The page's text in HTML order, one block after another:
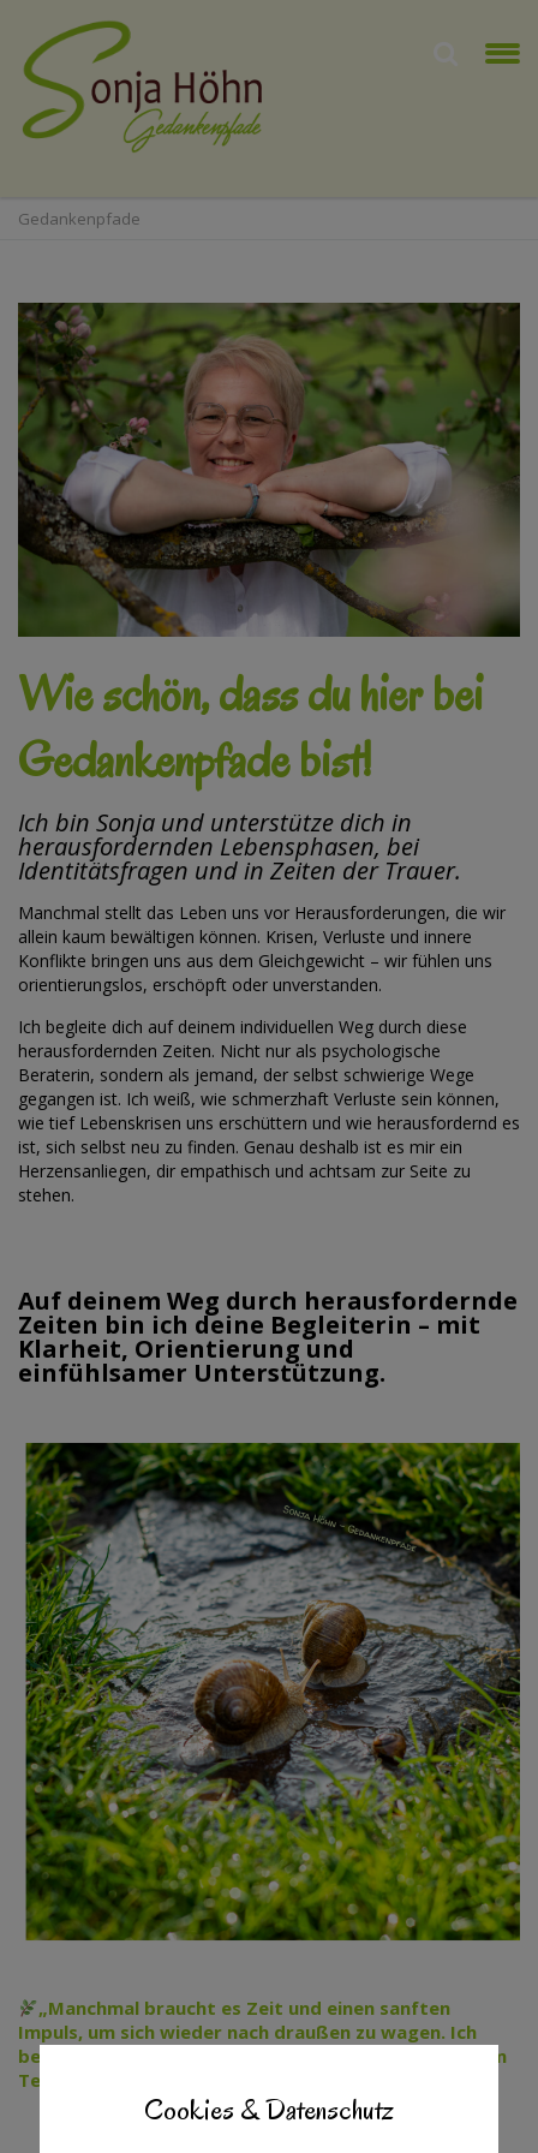
Gedankenpfade
Wie schön, dass du hier bei
Gedankenpfade bist!
Ich bin Sonja und unterstütze dich in
herausfordernden Lebensphasen, bei
Identitätsfragen und in Zeiten der Trauer.
Manchmal stellt das Leben uns vor Herausforderungen, die wir
allein kaum bewältigen können. Krisen, Verluste und innere
Konflikte bringen uns aus dem Gleichgewicht – wir fühlen uns
orientierungslos, erschöpft oder unverstanden.
Ich begleite dich auf deinem individuellen Weg durch diese
herausfordernden Zeiten. Nicht nur als psychologische
Beraterin, sondern als jemand, der selbst schwierige Wege
gegangen ist. Ich weiß, wie schmerzhaft Verluste sein können,
wie tief Lebenskrisen uns erschüttern und wie herausfordernd es
ist, sich selbst neu zu finden. Genau deshalb ist es mir ein
Herzensanliegen, dir empathisch und achtsam zur Seite zu
stehen.
Auf deinem Weg durch herausfordernde
Zeiten bin ich deine Begleiterin – mit
Klarheit, Orientierung und
einfühlsamer Unterstützung.
„Manchmal braucht es Zeit und einen sanften
Impuls, um sich wieder nach draußen zu wagen. Ich
begleite dich behutsam – Schritt für Schritt in deinem
Tempo.“
Cookies & Datenschutz